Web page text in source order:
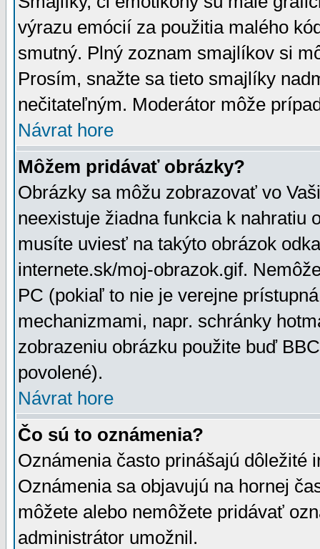
výrazu emócií za použitia malého
smutný. Plný zoznam smajlíkov si
Prosím, snažte sa tieto smajlíky
nečitateľným. Moderátor môže
Návrat hore
Môžem pridávať obrázky?
Obrázky sa môžu zobrazovať vo
neexistuje žiadna funkcia k nahratiu
musíte uviesť na takýto obrázok
internete.sk/moj-obrazok.gif.
PC (pokiaľ to nie je verejne
mechanizmami, napr. schránky
zobrazeniu obrázku použite buď
povolené).
Návrat hore
Čo sú to oznámenia?
Oznámenia často prinášajú dôležité
Oznámenia sa objavujú na hornej
môžete alebo nemôžete pridávať
administrátor umožnil.